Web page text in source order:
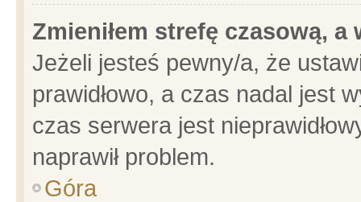
Zmieniłem strefę czasową,
Jeżeli jesteś pewny/a, że
prawidłowo, a czas nadal jest
czas serwera jest
naprawił problem.
Góra